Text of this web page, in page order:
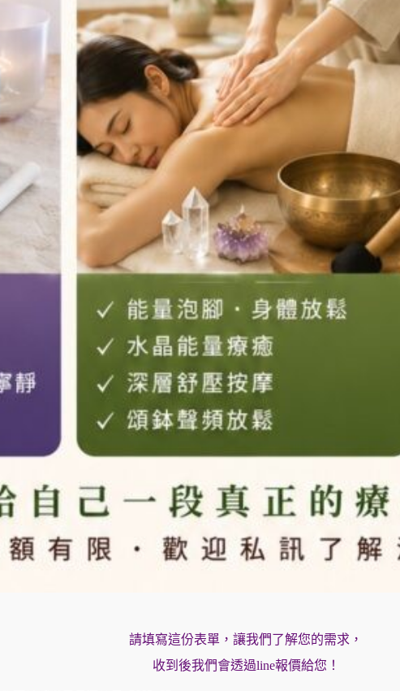
請填寫這份表單，讓我們了解您的需求，
收到後我們會透過line報價給您！